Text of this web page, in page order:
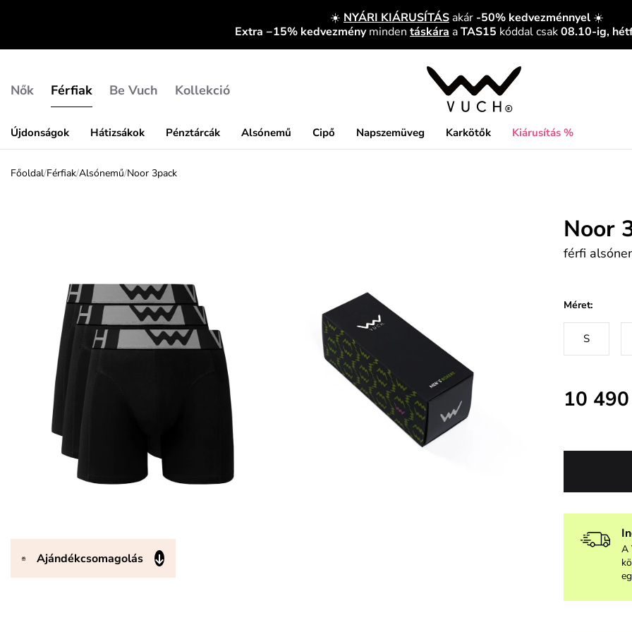
☀️ NYÁRI KIÁRUSÍTÁSakár -50% kedvezménnyel ☀️
Extra −15% kedvezményminden táskára aTAS15 kóddal csak08.10-ig,
Nők Férfiak
Újdonságok Hátizsákok Pénztárcák Alsónemű Cipő Napszemüveg Karkötők Kiárusítás %
Be Vuch Kollekció
Főoldal/Férfiak/Alsónemű/Noor 3pack
Ajándékcsomagolás
Noor
férfi
Méret:
S
10
A